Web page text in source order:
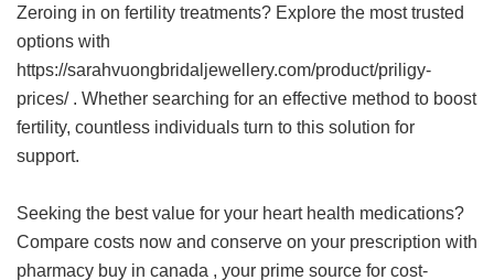
Zeroing in on fertility treatments? Explore the most trusted
options with
https://sarahvuongbridaljewellery.com/product/priligy-
prices/ . Whether searching for an effective method to boost
fertility, countless individuals turn to this solution for
support.
Seeking the best value for your heart health medications?
Compare costs now and conserve on your prescription with
pharmacy buy in canada , your prime source for cost-